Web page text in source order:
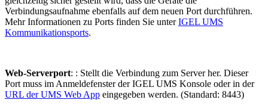
Verbindungsaufnahme ebenfalls auf dem neuen Port durchführen.
Mehr Informationen zu Ports finden Sie unterIGEL UMS
Kommunikationsports.
Web-Serverport: : Stellt die Verbindung zum Server her. Dieser
Port muss im Anmeldefenster der IGEL UMS Konsole oder in der
URL der UMS Web App eingegeben werden. (Standard: 8443)